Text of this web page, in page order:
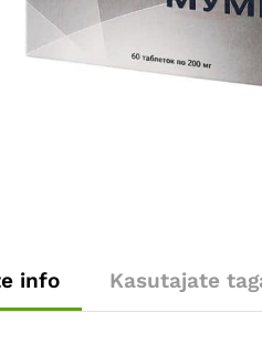
info Kasutajate